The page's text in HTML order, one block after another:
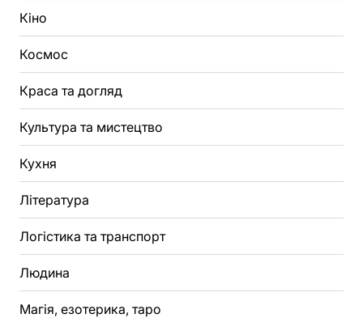
Кіно
Космос
Краса та догляд
Культура та мистецтво
Кухня
Література
Логістика та транспорт
Людина
Магія, езотерика, таро